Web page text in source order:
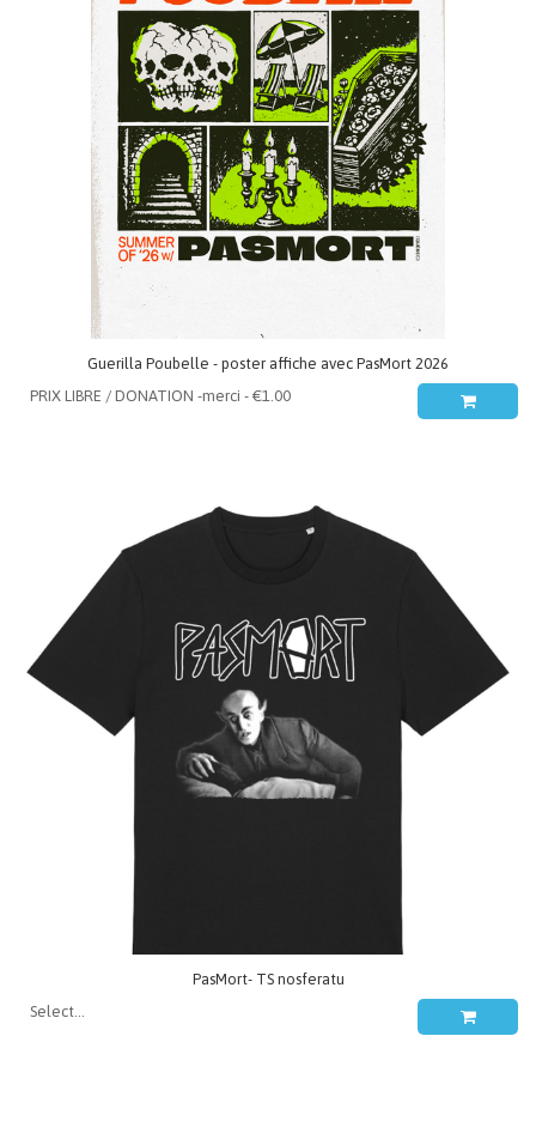
Guerilla Poubelle - poster affiche avec PasMort 2026
PasMort- TS nosferatu